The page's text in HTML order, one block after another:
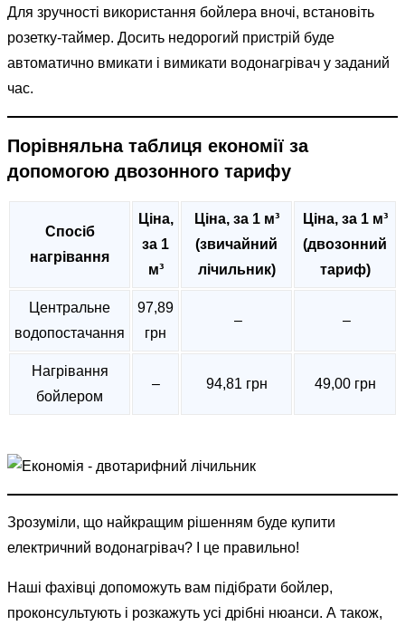
Для зручності використання бойлера вночі, встановіть
розетку-таймер. Досить недорогий пристрій буде
автоматично вмикати і вимикати водонагрівач у заданий
час.
Порівняльна таблиця економії за
допомогою двозонного тарифу
Спосіб
нагрівання
Ціна,
за 1
м³
Ціна, за 1 м³
(звичайний
лічильник)
Ціна, за 1 м³
(двозонний
тариф)
Центральне
водопостачання
97,89
грн
– –
Нагрівання
бойлером
– 94,81 грн 49,00 грн
Зрозуміли, що найкращим рішенням буде купити
електричний водонагрівач? І це правильно!
Наші фахівці допоможуть вам підібрати бойлер,
проконсультують і розкажуть усі дрібні нюанси. А також,